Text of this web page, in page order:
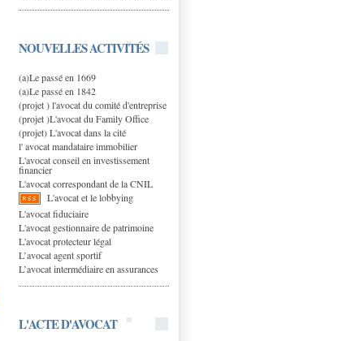
NOUVELLES ACTIVITÉS
(a)Le passé en 1669
(a)Le passé en 1842
(projet ) l'avocat du comité d'entreprise
(projet )L'avocat du Family Office
(projet) L'avocat dans la cité
l' avocat mandataire immobilier
L'avocat conseil en investissement
financier
L'avocat correspondant de la CNIL
L'avocat et le lobbying
L'avocat fiduciaire
L'avocat gestionnaire de patrimoine
L'avocat protecteur légal
L’avocat agent sportif
L’avocat intermédiaire en assurances
L'ACTE D'AVOCAT